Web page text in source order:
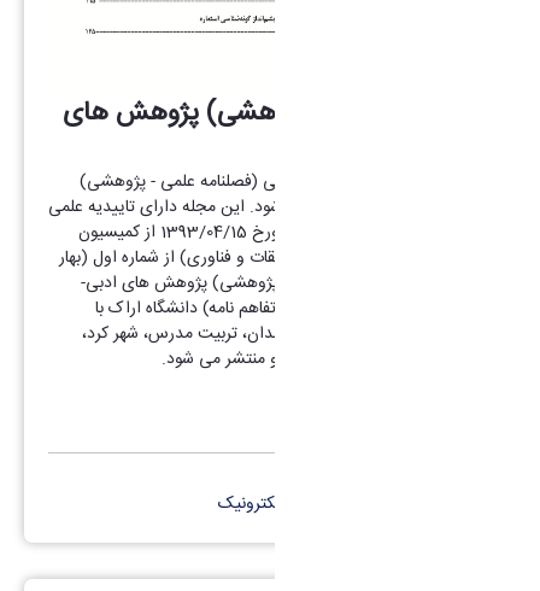
فصلنامه (علمی – پژوهشی) پژوهش های
فصلنامه پژوهش های ادبی - قرآنی (فصلنامه علمی - پژوهشی)
توسط دانشگاه اراک منتشر می شود. این مجله دارای تاییدیه علمی
پژوهشی شماره 3/18/63659 مورخ 1393/04/15 از کمیسیون
نشریات کشور (وزارت علوم، تحقیقات و فناوری) از شماره اول (بهار
92) می باشد. فصلنامه (علمی – پژوهشی) پژوهش های ادبی-
قرآنی با همکاری (در قالب انعقاد تفاهم نامه) دانشگاه‌ اراک با
دانشگاههای ایلام، بوعلی سینا همدان، تربیت مدرس، شهر کرد،
علامه طباطبایی، قم وکاشان چاپ و منتشر می شود.
پست الکترونیک